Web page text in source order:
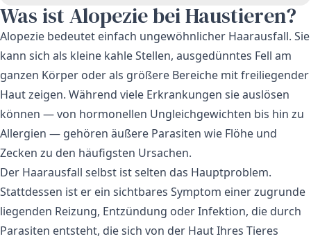
Was ist Alopezie bei Haustieren?
Alopezie bedeutet einfach ungewöhnlicher Haarausfall. Sie
kann sich als kleine kahle Stellen, ausgedünntes Fell am
ganzen Körper oder als größere Bereiche mit freiliegender
Haut zeigen. Während viele Erkrankungen sie auslösen
können — von hormonellen Ungleichgewichten bis hin zu
Allergien — gehören äußere Parasiten wie Flöhe und
Zecken zu den häufigsten Ursachen.
Der Haarausfall selbst ist selten das Hauptproblem.
Stattdessen ist er ein sichtbares Symptom einer zugrunde
liegenden Reizung, Entzündung oder Infektion, die durch
Parasiten entsteht, die sich von der Haut Ihres Tieres